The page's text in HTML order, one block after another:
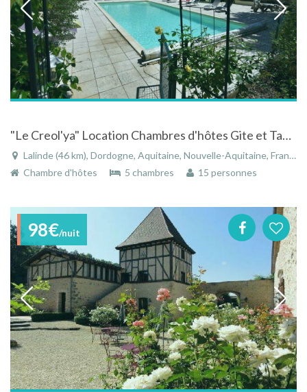
"Le Creol'ya" Location Chambres d'hôtes Gite et Table d'hôtes en Dordogne
Lalinde (46 km), Dordogne, Aquitaine, Nouvelle-Aquitaine, France
Chambre d'hôtes
5 chambres 15 personnes
98€/nuit